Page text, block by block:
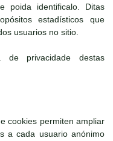
poida identificalo. Ditas
estadísticos que
usuarios no sitio.
de privacidade destas
cookies permiten ampliar
a cada usuario anónimo